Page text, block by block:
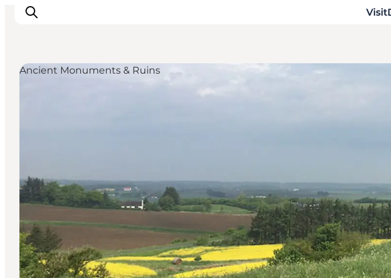
Ancient Monuments & Ruins